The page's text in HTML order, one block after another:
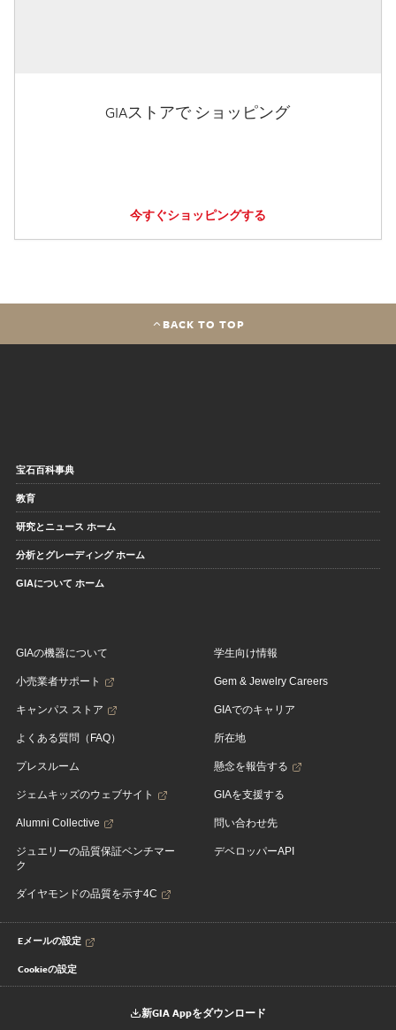
GIAストアで ショッピング
今すぐショッピングする
BACK TO TOP
宝石百科事典
教育
研究とニュース ホーム
分析とグレーディング ホーム
GIAについて ホーム
GIAの機器について
小売業者サポート
キャンパス ストア
よくある質問（FAQ）
プレスルーム
ジェムキッズのウェブサイト
Alumni Collective
ジュエリーの品質保証ベンチマー
ク
ダイヤモンドの品質を示す4C
学生向け情報
Gem & Jewelry Careers
GIAでのキャリア
所在地
懸念を報告する
GIAを支援する
問い合わせ先
デベロッパーAPI
Eメールの設定
Cookieの設定
新GIA Appをダウンロード